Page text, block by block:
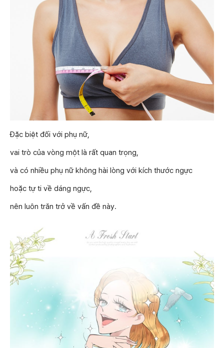
Đặc biệt đối với phụ nữ,
vai trò của vòng một là rất quan trọng,
và có nhiều phụ nữ không hài lòng với kích thước ngực
hoặc tự ti về dáng ngực,
nên luôn trăn trở về vấn đề này.